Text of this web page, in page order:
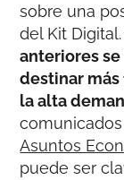
sobre una
del Kit
anteriores
destinar
la alta
Asuntos
puede ser